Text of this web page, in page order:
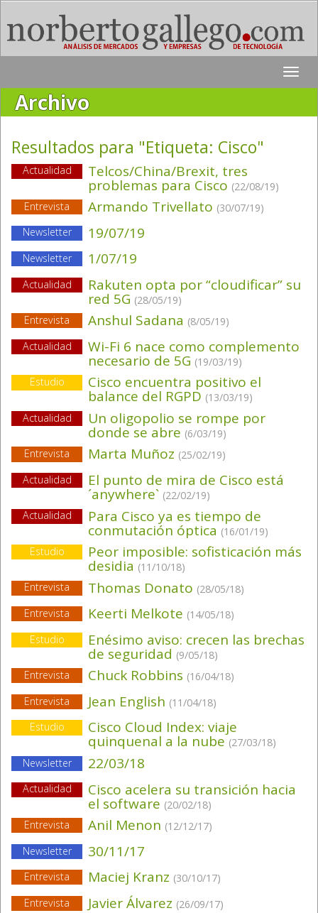
Toggle
Archivo
Resultados para "Etiqueta: Cisco"
Actualidad Telcos/China/Brexit, tres
problemas para Cisco (22/08/19)
Entrevista
Armando Trivellato (30/07/19)
Newsletter
19/07/19
Newsletter 1/07/19
Actualidad Rakuten opta por “cloudificar” su
red 5G (28/05/19)
Entrevista
Anshul Sadana (8/05/19)
Actualidad
Wi-Fi 6 nace como complemento
necesario de 5G (19/03/19)
Estudio
Cisco encuentra positivo el
balance del RGPD (13/03/19)
Actualidad
Un oligopolio se rompe por
donde se abre (6/03/19)
Entrevista
Marta Muñoz (25/02/19)
Actualidad
El punto de mira de Cisco está
´anywhere` (22/02/19)
Actualidad
Para Cisco ya es tiempo de
conmutación óptica (16/01/19)
Estudio
Peor imposible: sofisticación más
desidia (11/10/18)
Entrevista
Thomas Donato (28/05/18)
Entrevista
Keerti Melkote (14/05/18)
Estudio
Enésimo aviso: crecen las brechas
de seguridad (9/05/18)
Entrevista
Chuck Robbins (16/04/18)
Entrevista
Jean English (11/04/18)
Estudio
Cisco Cloud Index: viaje
quinquenal a la nube (27/03/18)
Newsletter
22/03/18
Actualidad Cisco acelera su transición hacia
el software (20/02/18)
Entrevista
Anil Menon (12/12/17)
Newsletter
30/11/17
Entrevista Maciej Kranz (30/10/17)
Entrevista
Javier Álvarez (26/09/17)